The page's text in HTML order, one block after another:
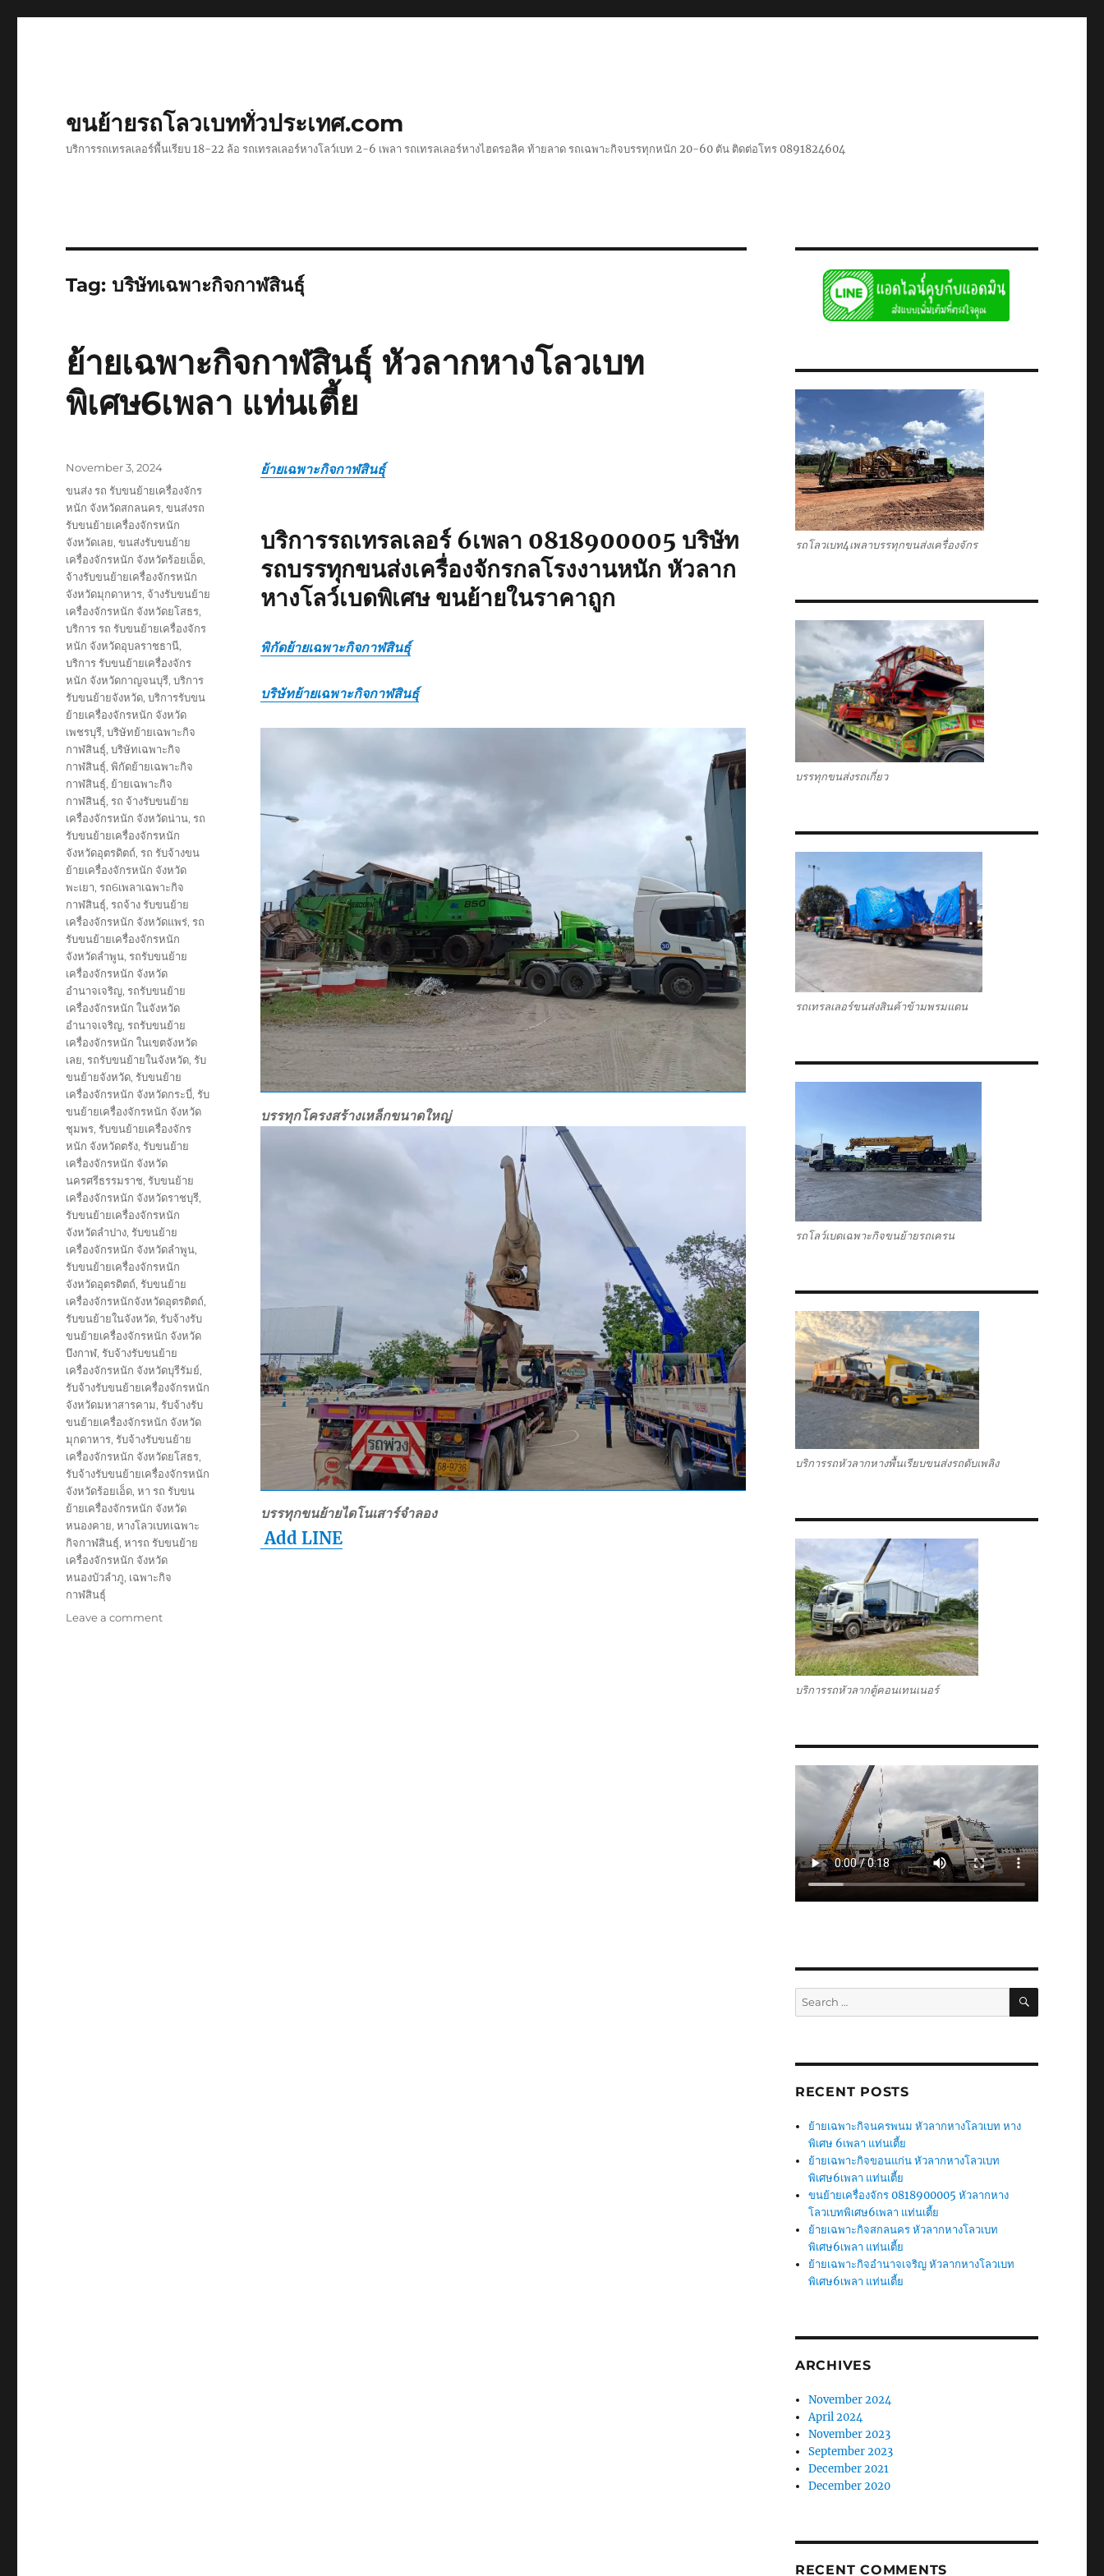
ขนย้ายรถโลวเบททั่วประเทศ.com
บริการรถเทรลเลอร์พื้นเรียบ 18-22 ล้อ รถเทรลเลอร์หางโลว์เบท 2-6 เพลา รถเทรลเลอร์หางไฮดรอลิค ท้ายลาด รถเฉพาะกิจบรรทุกหนัก 20-60 ตัน ติดต่อโทร 0891824604
Tag:บริษัทเฉพาะกิจกาฬสินธุ์
ย้ายเฉพาะกิจกาฬสินธุ์ หัวลากหางโลวเบท
พิเศษ6เพลา แท่นเตี้ย
ย้ายเฉพาะกิจกาฬสินธุ์
บริการรถเทรลเลอร์ 6เพลา 0818900005 บริษัท
รถบรรทุกขนส่งเครื่องจักรกลโรงงานหนัก หัวลาก
หางโลว์เบดพิเศษ ขนย้ายในราคาถูก
พิกัดย้ายเฉพาะกิจกาฬสินธุ์
บริษัทย้ายเฉพาะกิจกาฬสินธุ์
บรรทุกโครงสร้างเหล็กขนาดใหญ่
บรรทุกขนย้ายไดโนเสาร์จำลอง
Add LINE
Posted
November 3, 2024
Tags
ขนส่ง รถ รับขนย้ายเครื่องจักร
หนัก จังหวัดสกลนคร,ขนส่งรถ
รับขนย้ายเครื่องจักรหนัก
จังหวัดเลย,ขนส่งรับขนย้าย
เครื่องจักรหนัก จังหวัดร้อยเอ็ด,
จ้างรับขนย้ายเครื่องจักรหนัก
จังหวัดมุกดาหาร, จ้างรับขนย้าย
เครื่องจักรหนัก จังหวัดยโสธร,
บริการ รถ รับขนย้ายเครื่องจักร
หนัก จังหวัดอุบลราชธานี,
บริการ รับขนย้ายเครื่องจักร
หนัก จังหวัดกาญจนบุรี,บริการ
รับขนย้ายจังหวัด,บริการรับขน
ย้ายเครื่องจักรหนัก จังหวัด
เพชรบุรี,บริษัทย้ายเฉพาะกิจ
กาฬสินธุ์,บริษัทเฉพาะกิจ
กาฬสินธุ์,พิกัดย้ายเฉพาะกิจ
กาฬสินธุ์, ย้ายเฉพาะกิจ
กาฬสินธุ์,รถ จ้างรับขนย้าย
เครื่องจักรหนัก จังหวัดน่าน,รถ
รับขนย้ายเครื่องจักรหนัก
จังหวัดอุตรดิตถ์,รถ รับจ้างขน
ย้ายเครื่องจักรหนัก จังหวัด
พะเยา,รถ6เพลาเฉพาะกิจ
กาฬสินธุ์,รถจ้าง รับขนย้าย
เครื่องจักรหนัก จังหวัดแพร่,รถ
รับขนย้ายเครื่องจักรหนัก
จังหวัดลำพูน,รถรับขนย้าย
เครื่องจักรหนัก จังหวัด
อำนาจเจริญ,รถรับขนย้าย
เครื่องจักรหนัก ในจังหวัด
อำนาจเจริญ,รถรับขนย้าย
เครื่องจักรหนัก ในเขตจังหวัด
เลย,รถรับขนย้ายในจังหวัด,รับ
ขนย้ายจังหวัด,รับขนย้าย
เครื่องจักรหนัก จังหวัดกระบี่,รับ
ขนย้ายเครื่องจักรหนัก จังหวัด
ชุมพร,รับขนย้ายเครื่องจักร
หนัก จังหวัดตรัง,รับขนย้าย
เครื่องจักรหนัก จังหวัด
นครศรีธรรมราช,รับขนย้าย
เครื่องจักรหนัก จังหวัดราชบุรี,
รับขนย้ายเครื่องจักรหนัก
จังหวัดลำปาง,รับขนย้าย
เครื่องจักรหนัก จังหวัดลำพูน,
รับขนย้ายเครื่องจักรหนัก
จังหวัดอุตรดิตถ์,รับขนย้าย
เครื่องจักรหนักจังหวัดอุตรดิตถ์,
รับขนย้ายในจังหวัด,รับจ้างรับ
ขนย้ายเครื่องจักรหนัก จังหวัด
บึงกาฬ,รับจ้างรับขนย้าย
เครื่องจักรหนัก จังหวัดบุรีรัมย์,
รับจ้างรับขนย้ายเครื่องจักรหนัก
จังหวัดมหาสารคาม,รับจ้างรับ
ขนย้ายเครื่องจักรหนัก จังหวัด
มุกดาหาร,รับจ้างรับขนย้าย
เครื่องจักรหนัก จังหวัดยโสธร,
รับจ้างรับขนย้ายเครื่องจักรหนัก
จังหวัดร้อยเอ็ด,หา รถ รับขน
ย้ายเครื่องจักรหนัก จังหวัด
หนองคาย,หางโลวเบทเฉพาะ
กิจกาฬสินธุ์,หารถ รับขนย้าย
เครื่องจักรหนัก จังหวัด
หนองบัวลำภู, เฉพาะกิจ
กาฬสินธุ์
Leave a commenton
รถโลวเบท4เพลาบรรทุกขนส่งเครื่องจักร
บรรทุกขนส่งรถเกี่ยว
รถเทรลเลอร์ขนส่งสินค้าข้ามพรมแดน
รถโลว์เบดเฉพาะกิจขนย้ายรถเครน
บริการรถหัวลากหางพื้นเรียบขนส่งรถดับเพลิง
บริการรถหัวลากตู้คอนเทนเนอร์
Search
for:
SEARCH
RECENT POSTS
ย้ายเฉพาะกิจนครพนม หัวลากหางโลวเบท หาง
พิเศษ 6เพลา แท่นเตี้ย
ย้ายเฉพาะกิจขอนแก่น หัวลากหางโลวเบท
พิเศษ6เพลา แท่นเตี้ย
ขนย้ายเครื่องจักร 0818900005 หัวลากหาง
โลวเบทพิเศษ6เพลา แท่นเตี้ย
ย้ายเฉพาะกิจสกลนคร หัวลากหางโลวเบท
พิเศษ6เพลา แท่นเตี้ย
ย้ายเฉพาะกิจอำนาจเจริญ หัวลากหางโลวเบท
พิเศษ6เพลา แท่นเตี้ย
ARCHIVES
November 2024
April 2024
November 2023
September 2023
December 2021
December 2020
RECENT COMMENTS